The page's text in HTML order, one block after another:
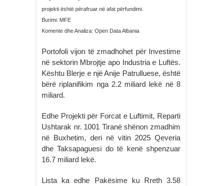
projekti është përafruar në afat përfundimi.
Burimi: MFE
Komente dhe Analiza: Open Data Albania
Portofoli vijon të zmadhohet për Investime
në sektorin Mbrojtje apo Industria e Luftës.
Kështu Blerje e një Anije Patrulluese, është
bërë riplanifikim nga 2.2 miliard lekë në 8
miliard.
Edhe Projekti për Forcat e Luftimit, Reparti
Ushtarak nr. 1001 Tiranë shënon zmadhim
në Buxhetim, deri në vitin 2025 Qeveria
dhe Taksapaguesi do të kenë shpenzuar
16.7 miliard lekë.
Lista ka edhe Pakësime ku Rreth 3.58